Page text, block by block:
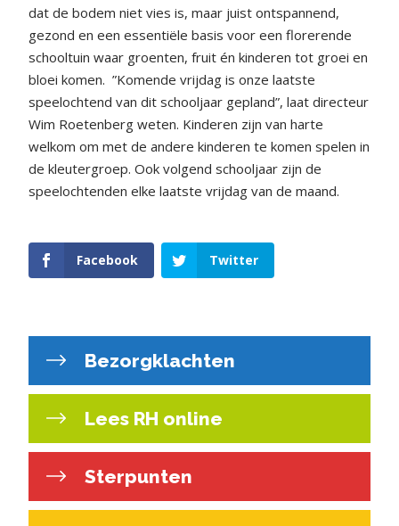
dat de bodem niet vies is, maar juist ontspannend,
gezond en een essentiële basis voor een florerende
schooltuin waar groenten, fruit én kinderen tot groei en
bloei komen. ”Komende vrijdag is onze laatste
speelochtend van dit schooljaar gepland”, laat directeur
Wim Roetenberg weten. Kinderen zijn van harte
welkom om met de andere kinderen te komen spelen in
de kleutergroep. Ook volgend schooljaar zijn de
speelochtenden elke laatste vrijdag van de maand.
Facebook Twitter
Bezorgklachten
Lees RH online
Sterpunten